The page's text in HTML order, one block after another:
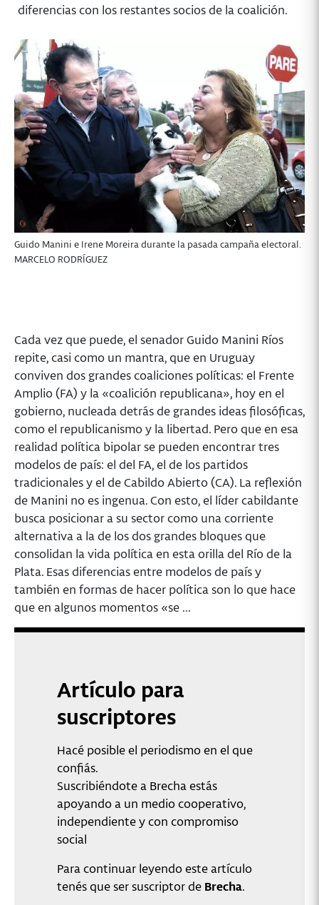
diferencias con los restantes socios de la coalición.
Guido Manini e Irene Moreira durante la pasada campaña electoral.
MARCELO RODRÍGUEZ
Cada vez que puede, el senador Guido Manini Ríos
repite, casi como un mantra, que en Uruguay
conviven dos grandes coaliciones políticas: el Frente
Amplio (FA) y la «coalición republicana», hoy en el
gobierno, nucleada detrás de grandes ideas filosóficas,
como el republicanismo y la libertad. Pero que en esa
realidad política bipolar se pueden encontrar tres
modelos de país: el del FA, el de los partidos
tradicionales y el de Cabildo Abierto (CA). La reflexión
de Manini no es ingenua. Con esto, el líder cabildante
busca posicionar a su sector como una corriente
alternativa a la de los dos grandes bloques que
consolidan la vida política en esta orilla del Río de la
Plata. Esas diferencias entre modelos de país y
también en formas de hacer política son lo que hace
que en algunos momentos «se ...
Artículo para
suscriptores
Hacé posible el periodismo en el que
confiás.
Suscribiéndote a Brecha estás
apoyando a un medio cooperativo,
independiente y con compromiso
social
Para continuar leyendo este artículo
tenés que ser suscriptor de Brecha.